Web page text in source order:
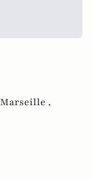
Marseille ,